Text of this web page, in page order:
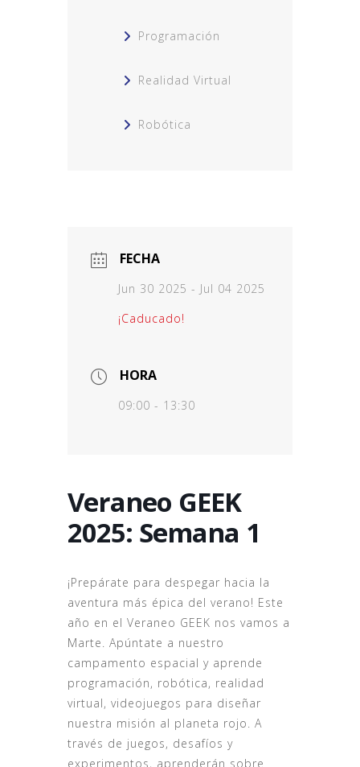
Programación
Realidad Virtual
Robótica
FECHA
Jun 30 2025 - Jul 04 2025
¡Caducado!
HORA
09:00 - 13:30
Veraneo GEEK
2025: Semana 1
¡Prepárate para despegar hacia la
aventura más épica del verano! Este
año en el Veraneo GEEK nos vamos a
Marte. Apúntate a nuestro
campamento espacial y aprende
programación, robótica, realidad
virtual, videojuegos para diseñar
nuestra misión al planeta rojo. A
través de juegos, desafíos y
experimentos, aprenderán sobre